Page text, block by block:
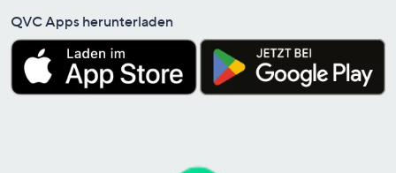
QVC Apps herunterladen